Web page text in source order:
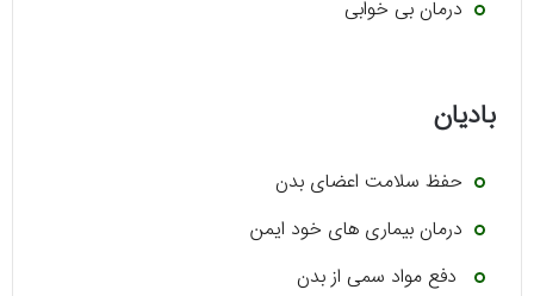
درمان بی خوابی
بادیان
حفظ سلامت اعضای بدن
درمان بیماری های خود ایمن
دفع مواد سمی از بدن